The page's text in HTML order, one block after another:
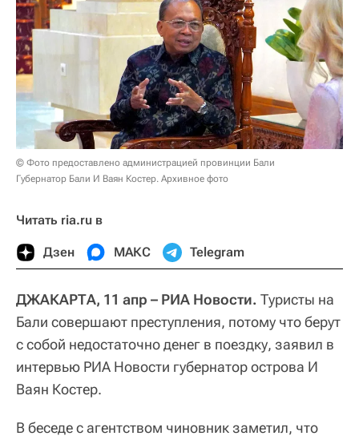
© Фото предоставлено администрацией провинции Бали
Губернатор Бали И Ваян Костер. Архивное фото
Читать ria.ru в
Дзен МАКС Telegram
ДЖАКАРТА, 11 апр – РИА Новости. Туристы на
Бали совершают преступления, потому что берут
с собой недостаточно денег в поездку, заявил в
интервью РИА Новости губернатор острова И
Ваян Костер.
В беседе с агентством чиновник заметил, что